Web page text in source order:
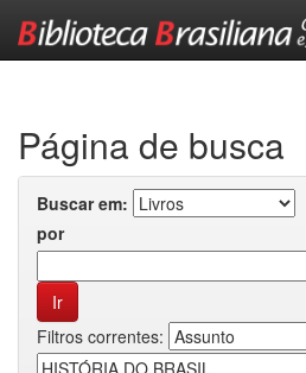
Página de busca
Buscar em:
por
Filtros correntes: